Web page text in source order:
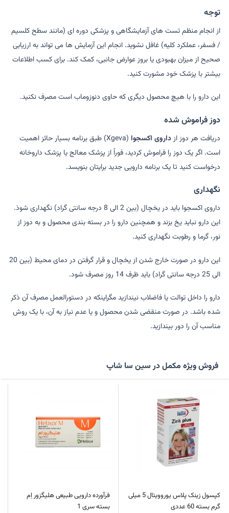
توجه
از انجام منظم تست های آزمایشگاهی و پزشکی دوره ای (مانند سطح کلسیم
/ فسفر، عملکرد کلیه) غافل نشوید. انجام این آزمایش ها می تواند به ارزیابی
صحیح از میزان بهبودی یا بروز عوارض جانبی، کمک کند. برای کسب اطلاعات
بیشتر با پزشک خود مشورت کنید.
این دارو را با هیچ محصول دیگری که حاوی دنوزوماب است مصرف نکنید.
دوز فراموش شده
دریافت هر دوز ازداروی اکسجوا
(Xgeva) طبق برنامه بسیار حائز اهمیت
است. اگر یک دوز را فراموش کردید، فوراً از پزشک معالج یا پزشک داروخانه
درخواست کنید تا یک برنامه دارویی جدید برایتان بنویسد.
نگهداری
داروی اکسجوا باید در یخچال (بین 2 الی 8 درجه سانتی گراد) نگهداری شوذ.
این دارو نباید یخ بزند و همچنین دارو را در بسته بندی محصول و به دوز از
نور، گرما و رطوبت نگهداری کنید.
این دارو در صورت خارج شدن از یخچال و قرار گرفتن در دمای محیط (بین 20
الی 25 درجه سانتی گراد) باید ظرف 14 روز مصرف شود.
دارو را داخل توالت یا فاضلاب نیندازید مگراینکه در دستورالعمل مصرف آن ذکر
شده باشد. در صورت منقضی شدن‌ محصول و یا عدم نیاز به آن، با یک روش
مناسب آن را دور بیندازید.
فروش ویژه مکمل در سین سا شاپ
کپسول زینک پلاس یوروویتال 5 میلی
گرم بسته 60 عددی
فرآورده دارویی طبیعی هلیگزور اِم
بسته سری 1